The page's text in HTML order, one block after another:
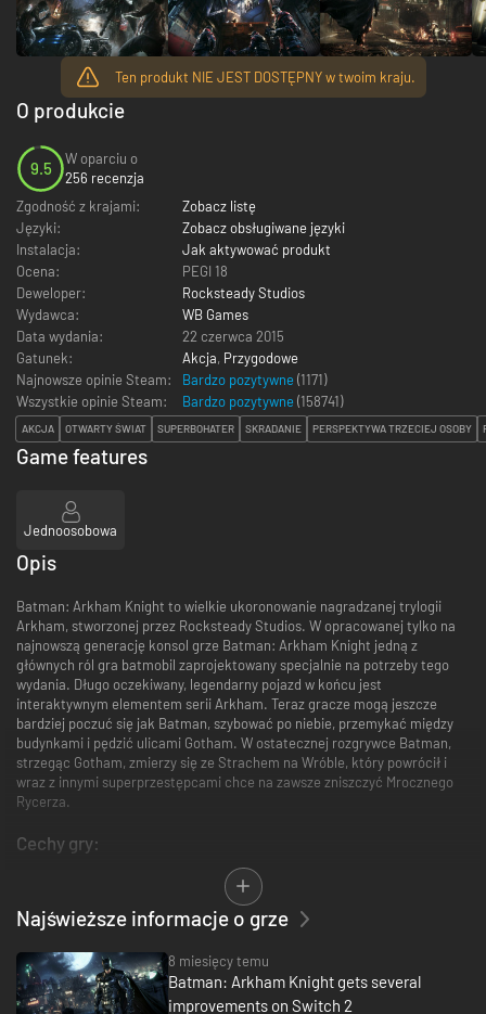
Ten produkt NIE JEST DOSTĘPNY w twoim kraju.
O produkcie
9.5
W oparciu o
256 recenzja
Zgodność z krajami:
Zobacz listę
Języki:
Zobacz obsługiwane języki
Instalacja:
Jak aktywować produkt
Ocena:
PEGI 18
Deweloper:
Rocksteady Studios
Wydawca:
WB Games
Data wydania:
22 czerwca 2015
Gatunek:
Akcja, Przygodowe
Najnowsze opinie Steam:
Bardzo pozytywne (1171)
Wszystkie opinie Steam:
Bardzo pozytywne (158741)
AKCJA OTWARTY ŚWIAT SUPERBOHATER SKRADANIE PERSPEKTYWA TRZECIEJ OSOBY
Game features
Jednoosobowa
Opis
Batman: Arkham Knight to wielkie ukoronowanie nagradzanej trylogii
Arkham, stworzonej przez Rocksteady Studios. W opracowanej tylko na
najnowszą generację konsol grze Batman: Arkham Knight jedną z
głównych ról gra batmobil zaprojektowany specjalnie na potrzeby tego
wydania. Długo oczekiwany, legendarny pojazd w końcu jest
interaktywnym elementem serii Arkham. Teraz gracze mogą jeszcze
bardziej poczuć się jak Batman, szybować po niebie, przemykać między
budynkami i pędzić ulicami Gotham. W ostatecznej rozgrywce Batman,
strzegąc Gotham, zmierzy się ze Strachem na Wróble, który powrócił i
wraz z innymi superprzestępcami chce na zawsze zniszczyć Mrocznego
Rycerza.
Cechy gry:
„Zostań Batmanem” — w wielkim finale trylogii Arkham można w pełni
wcielić się w Batmana. Nigdy wcześniej gracze nie mieli do dyspozycji tylu
gadżetów największego detektywa na świecie, ulepszeń najbardziej
charakterystycznych wynalazków i niesamowicie rozwiniętych trybów
walki superkombinacyjnej. Ponadto unowocześniono tryb skradania i
badania scen zbrodni, jednak przede wszystkim gracze po raz pierwszy
będą mogli zasiąść za sterami batmobilu.
Najświeższe informacje o grze
8 miesięcy temu
Batman: Arkham Knight gets several
improvements on Switch 2